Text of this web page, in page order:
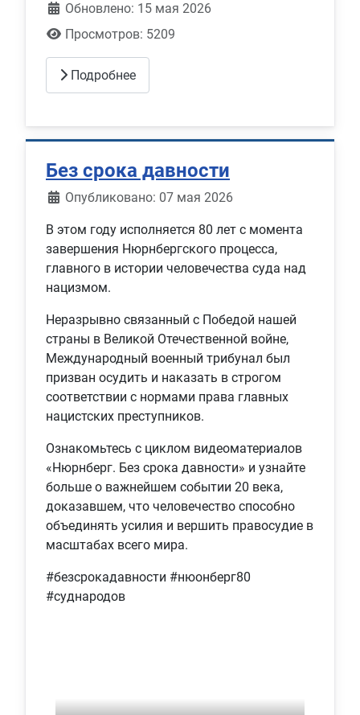
Обновлено: 15 мая 2026
Просмотров: 5209
Подробнее
Без срока давности
Информация о материале
Опубликовано: 07 мая 2026
В этом году исполняется 80 лет с момента
завершения Нюрнбергского процесса,
главного в истории человечества суда над
нацизмом.
Неразрывно связанный с Победой нашей
страны в Великой Отечественной войне,
Международный военный трибунал был
призван осудить и наказать в строгом
соответствии с нормами права главных
нацистских преступников.
Ознакомьтесь с циклом видеоматериалов
«Нюрнберг. Без срока давности» и узнайте
больше о важнейшем событии 20 века,
доказавшем, что человечество способно
объединять усилия и вершить правосудие в
масштабах всего мира.
#безсрокадавности #нюонберг80
#суднародов